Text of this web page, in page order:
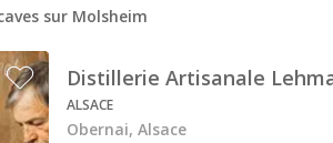
sur Molsheim
Distillerie Artisanale
ALSACE
Obernai, Alsace